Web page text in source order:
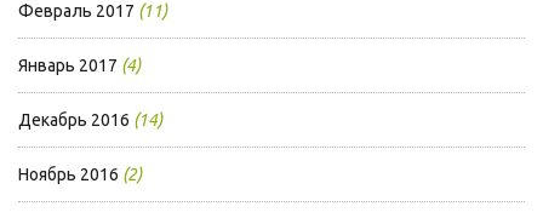
Февраль 2017 (11)
Январь 2017 (4)
Декабрь 2016 (14)
Ноябрь 2016 (2)